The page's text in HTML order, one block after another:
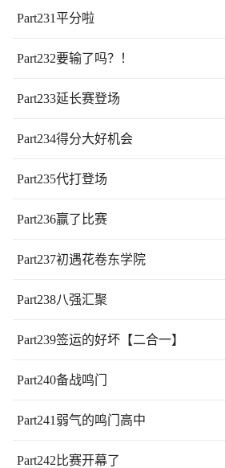
Part231平分啦
Part232要输了吗？！
Part233延长赛登场
Part234得分大好机会
Part235代打登场
Part236赢了比赛
Part237初遇花卷东学院
Part238八强汇聚
Part239签运的好坏【二合一】
Part240备战鸣门
Part241弱气的鸣门高中
Part242比赛开幕了